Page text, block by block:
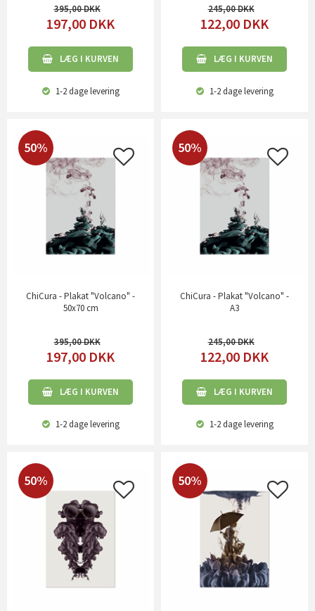
395,00
197,00 DKK
LÆG I KURVEN
1-2 dagelevering
245,00
122,00 DKK
LÆG I KURVEN
1-2 dagelevering
50%
ChiCura - Plakat "Volcano" -
50x70 cm
395,00
197,00 DKK
LÆG I KURVEN
1-2 dagelevering
50%
ChiCura - Plakat "Volcano" -
A3
245,00
122,00 DKK
LÆG I KURVEN
1-2 dagelevering
50% 50%